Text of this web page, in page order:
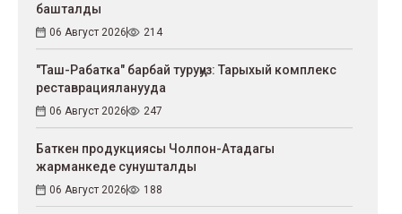
башталды
06 Август 2026 214
"Таш-Рабатка" барбай туруңуз: Тарыхый комплекс
реставрацияланууда
06 Август 2026 247
Баткен продукциясы Чолпон-Атадагы
жарманкеде сунушталды
06 Август 2026 188